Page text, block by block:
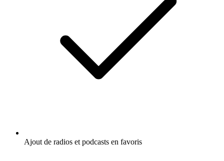
Ajout de radios et podcasts en favoris